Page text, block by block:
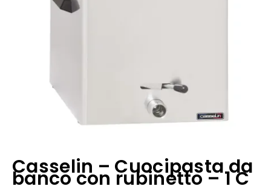
Casselin – Cuocipasta da
banco con rubinetto – 1 C